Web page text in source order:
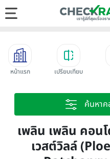
หน้าแรก เปรียบเทียบ
ค้นหาค
เพลิน เพลิน คอน
เวสต์วิลล์